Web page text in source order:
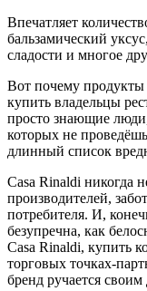
Впечатляет
бальзамический
сладости и многое
Вот почему продукты
купить владельцы
просто знающие
которых не
длинный список
Casa Rinaldi никогда
производителей,
потребителя. И,
безупречна, как
Casa Rinaldi, купить
торговых точках-
бренд ручается